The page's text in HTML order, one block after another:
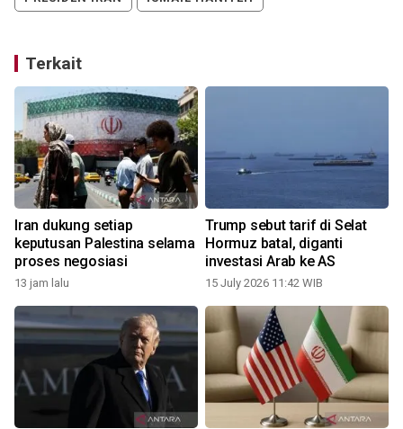
Terkait
Iran dukung setiap
keputusan Palestina selama
proses negosiasi
13 jam lalu
Trump sebut tarif di Selat
Hormuz batal, diganti
investasi Arab ke AS
15 July 2026 11:42 WIB